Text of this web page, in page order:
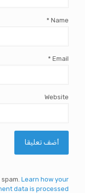
Name
*
Email
*
Website
Learn how your
data is processed.